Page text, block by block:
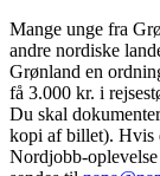
Mange unge fra
andre nordiske
Grønland en
få 3.000 kr. i
Du skal
kopi af billet). Hvis
Nordjobb-